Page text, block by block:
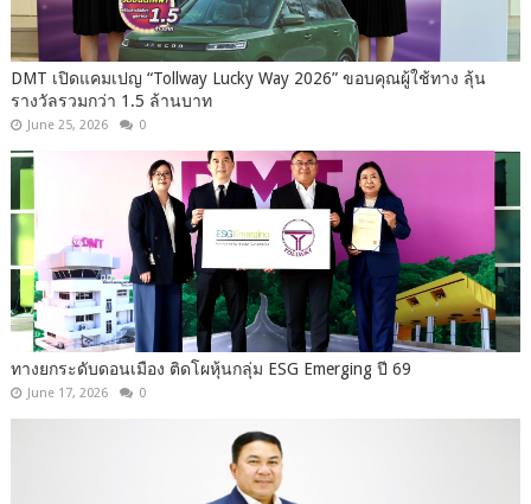
DMT เปิดแคมเปญ “Tollway Lucky Way 2026” ขอบคุณผู้ใช้ทาง ลุ้น
รางวัลรวมกว่า 1.5 ล้านบาท
June 25, 2026 0
ทางยกระดับดอนเมือง ติดโผหุ้นกลุ่ม ESG Emerging ปี 69
June 17, 2026 0